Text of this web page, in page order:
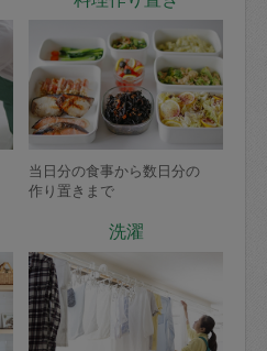
当日分の食事から数日分の
作り置きまで
洗濯